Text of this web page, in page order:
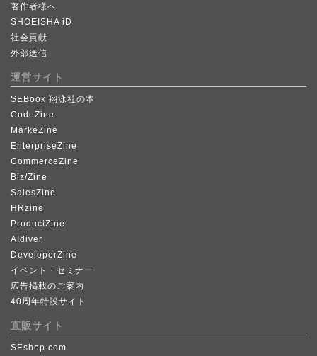
著作者様へ
SHOEISHA iD
社会貢献
外部送信
運営サイト
SEBook 翔泳社の本
CodeZine
MarkeZine
EnterpriseZine
CommerceZine
Biz/Zine
SalesZine
HRzine
ProductZine
AIdiver
DeveloperZine
イベント・セミナー
広告掲載のご案内
40周年特設サイト
直販サイト
SEshop.com